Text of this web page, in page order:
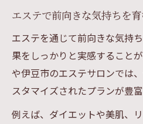
エステ選びで重視し
施術内容やスタッフ
ト
エステの特徴と自分
る
無理なく続けられる
エステで前向きな気持ちを
エステを通じて前向きな気持
果をしっかりと実感すること
や伊豆市のエステサロンでは
スタマイズされたプランが豊
例えば、ダイエットや美肌、